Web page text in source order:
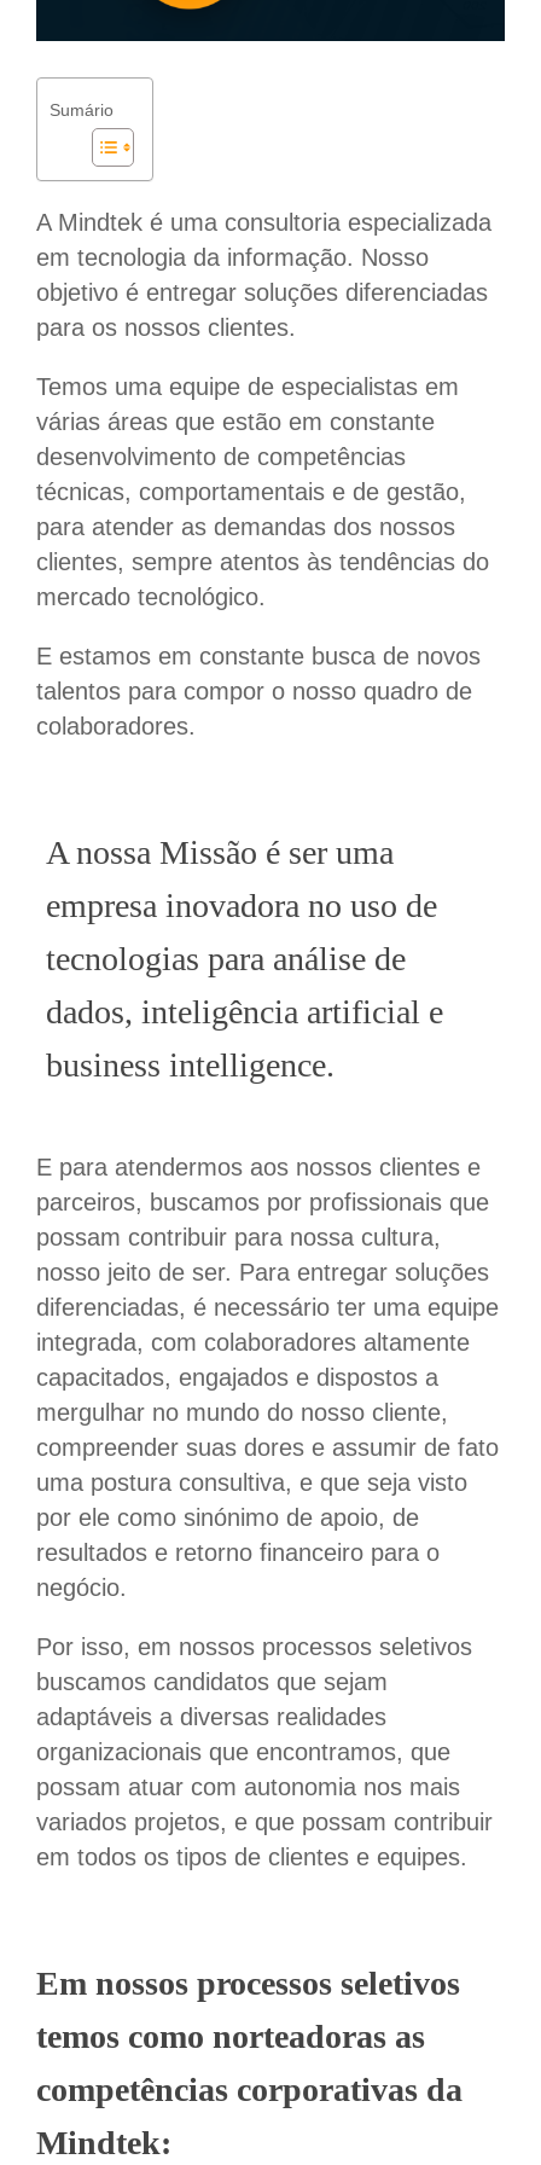
Sumário
A Mindtek é uma consultoria especializada
em tecnologia da informação. Nosso
objetivo é entregar soluções diferenciadas
para os nossos clientes.
Temos uma equipe de especialistas em
várias áreas que estão em constante
desenvolvimento de competências
técnicas, comportamentais e de gestão,
para atender as demandas dos nossos
clientes, sempre atentos às tendências do
mercado tecnológico.
E estamos em constante busca de novos
talentos para compor o nosso quadro de
colaboradores.
A nossa Missão é ser uma
empresa inovadora no uso de
tecnologias para análise de
dados, inteligência artificial e
business intelligence.
E para atendermos aos nossos clientes e
parceiros, buscamos por profissionais que
possam contribuir para nossa cultura,
nosso jeito de ser. Para entregar soluções
diferenciadas, é necessário ter uma equipe
integrada, com colaboradores altamente
capacitados, engajados e dispostos a
mergulhar no mundo do nosso cliente,
compreender suas dores e assumir de fato
uma postura consultiva, e que seja visto
por ele como sinónimo de apoio, de
resultados e retorno financeiro para o
negócio.
Por isso, em nossos processos seletivos
buscamos candidatos que sejam
adaptáveis a diversas realidades
organizacionais que encontramos, que
possam atuar com autonomia nos mais
variados projetos, e que possam contribuir
em todos os tipos de clientes e equipes.
Em nossos processos seletivos
temos como norteadoras as
competências corporativas da
Mindtek: